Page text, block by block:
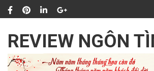
qua
nội
dung
REVIEW NGÔN